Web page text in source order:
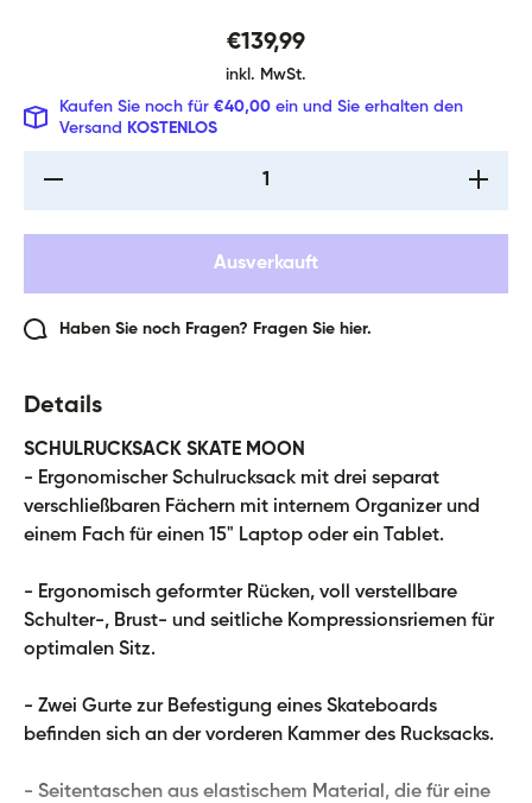
€139,99
inkl. MwSt.
Kaufen Sie noch für €40,00 ein und Sie erhalten den
Versand KOSTENLOS
Verringere die
Heftmappe
Menge
Ausverkauft
Haben Sie noch Fragen? Fragen Sie hier.
Details
SCHULRUCKSACK SKATE MOON
- Ergonomischer Schulrucksack mit drei separat
verschließbaren Fächern mit internem Organizer und
einem Fach für einen 15" Laptop oder ein Tablet.
- Ergonomisch geformter Rücken, voll verstellbare
Schulter-, Brust- und seitliche Kompressionsriemen für
optimalen Sitz.
- Zwei Gurte zur Befestigung eines Skateboards
befinden sich an der vorderen Kammer des Rucksacks.
- Seitentaschen aus elastischem Material, die für eine